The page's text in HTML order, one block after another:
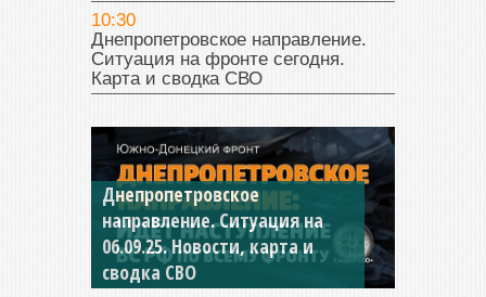
10:30
Днепропетровское направление.
Ситуация на фронте сегодня.
Карта и сводка СВО
Константиновское
направление. Ситуация на
04.09.25 Новости, карта и
сводка СВО